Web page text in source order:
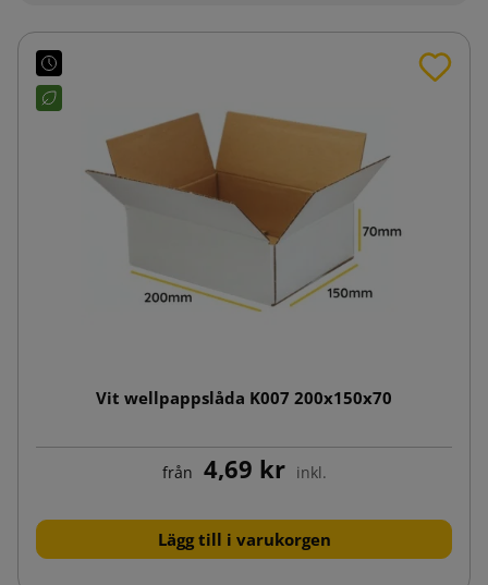
Vit wellpappslåda K007 200x150x70
från 4,69 kr inkl.
Lägg till i varukorgen